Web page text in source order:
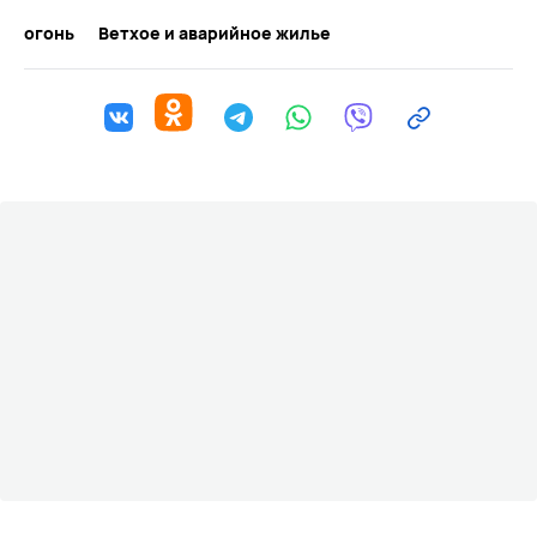
огонь
Ветхое и аварийное жилье